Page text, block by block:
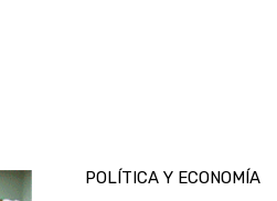
POLÍTICA Y ECONOMÍA